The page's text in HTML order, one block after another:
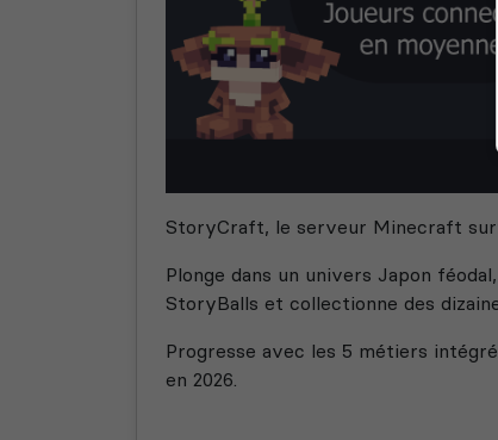
StoryCraft, le serveur Minecraft
Plonge dans un univers Japon
StoryBalls et collectionne des
Progresse avec les 5 métiers
en 2026.